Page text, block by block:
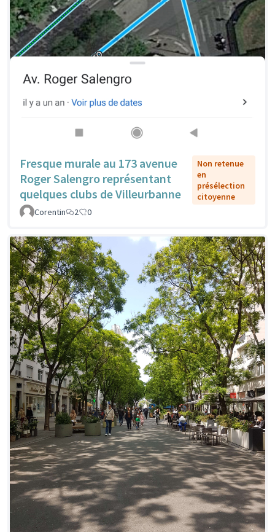
Fresque murale au 173 avenue
Roger Salengro représentant
quelques clubs de Villeurbanne
Non retenue
en
présélection
citoyenne
Corentin
2 0